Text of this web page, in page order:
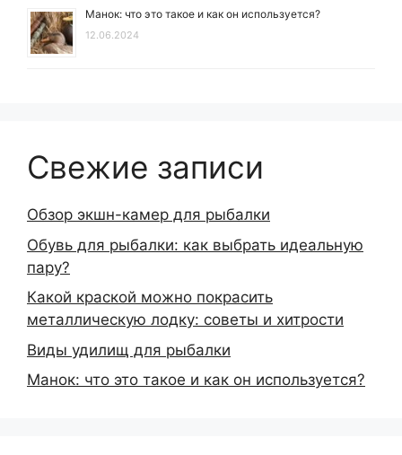
Манок: что это такое и как он используется?
12.06.2024
Свежие записи
Обзор экшн-камер для рыбалки
Обувь для рыбалки: как выбрать идеальную
пару?
Какой краской можно покрасить
металлическую лодку: советы и хитрости
Виды удилищ для рыбалки
Манок: что это такое и как он используется?